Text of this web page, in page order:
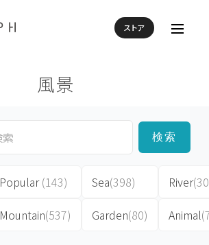
ストア
風景
検索
Popular(143)
Mountain(537)
Sea(398)
Garden(80)
River
Animal